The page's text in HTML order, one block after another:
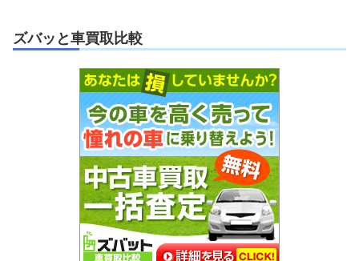
ズバッと車買取比較